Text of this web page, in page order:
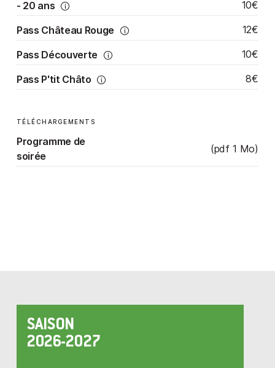
- 20 ans 10€
Pass Château Rouge 12€
Pass Découverte 10€
Pass P'tit Châto 8€
TÉLÉCHARGEMENTS
Programme de
soirée
(pdf 1 Mo)
SAISON
2026-2027